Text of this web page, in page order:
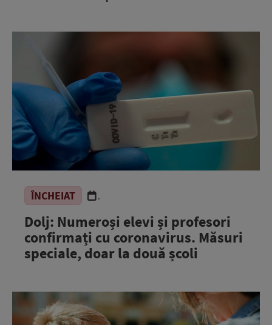
ÎNCHEIAT .
Dolj: Numeroși elevi și profesori
confirmați cu coronavirus. Măsuri
speciale, doar la două școli